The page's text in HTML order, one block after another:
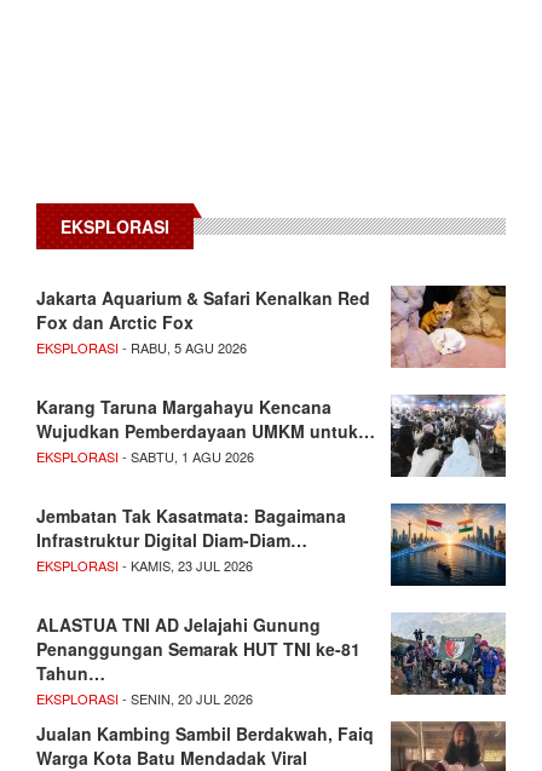
EKSPLORASI
Jakarta Aquarium & Safari Kenalkan Red
Fox dan Arctic Fox
EKSPLORASI- RABU, 5 AGU 2026
Karang Taruna Margahayu Kencana
Wujudkan Pemberdayaan UMKM untuk…
EKSPLORASI- SABTU, 1 AGU 2026
Jembatan Tak Kasatmata: Bagaimana
Infrastruktur Digital Diam-Diam…
EKSPLORASI- KAMIS, 23 JUL 2026
ALASTUA TNI AD Jelajahi Gunung
Penanggungan Semarak HUT TNI ke-81
Tahun…
EKSPLORASI- SENIN, 20 JUL 2026
Jualan Kambing Sambil Berdakwah, Faiq
Warga Kota Batu Mendadak Viral